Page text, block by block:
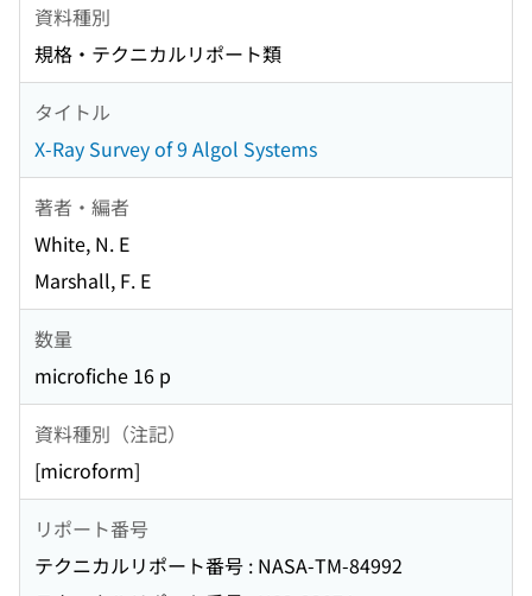
資料種別
規格・テクニカルリポート類
タイトル
X-Ray Survey of 9 Algol Systems
著者・編者
White, N. E
Marshall, F. E
数量
microfiche 16 p
資料種別（注記）
[microform]
リポート番号
テクニカルリポート番号 : NASA-TM-84992